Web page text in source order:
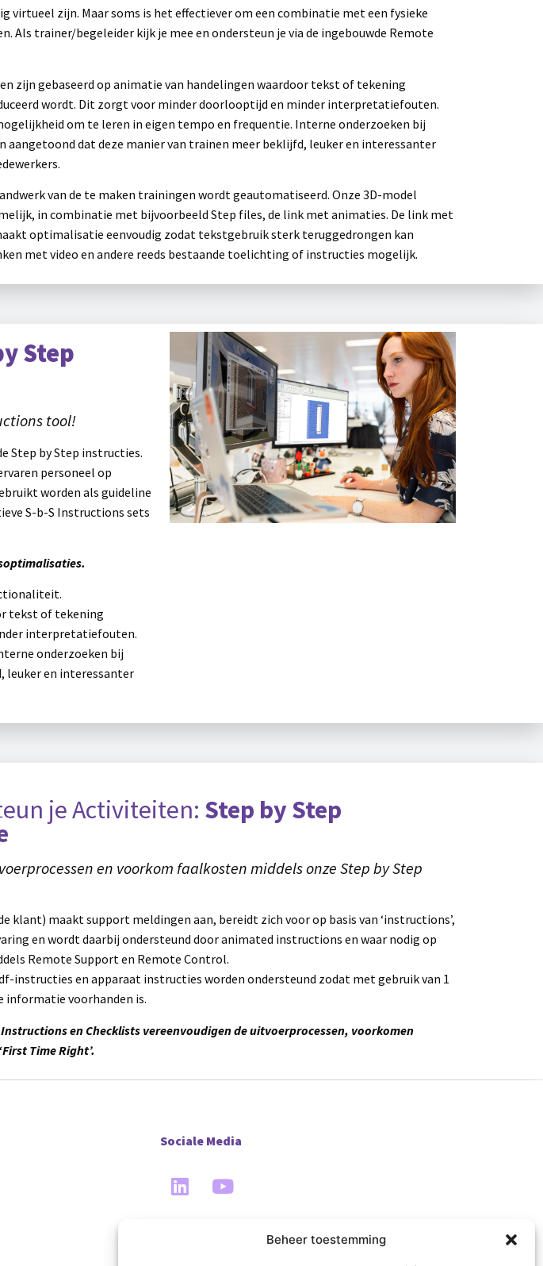
Beheer toestemming
virtueel zijn. Maar soms is het effectiever om een combinatie met een fysieke
Als trainer/begeleider kijk je mee en ondersteun je via de ingebouwde Remote
zijn gebaseerd op animatie van handelingen waardoor tekst of tekening
wordt. Dit zorgt voor minder doorlooptijd en minder interpretatiefouten.
om te leren in eigen tempo en frequentie. Interne onderzoeken bij
aangetoond dat deze manier van trainen meer beklijfd, leuker en interessanter
van de te maken trainingen wordt geautomatiseerd. Onze 3D-model
in combinatie met bijvoorbeeld Step files, de link met animaties. De link met
optimalisatie eenvoudig zodat tekstgebruik sterk teruggedrongen kan
met video en andere reeds bestaande toelichting of instructies mogelijk.
Step
tool!
Step by Step instructies.
personeel op
worden als guideline
S-b-S Instructions sets
tekst of tekening
interpretatiefouten.
onderzoeken bij
leuker en interessanter
je Activiteiten: Step by Step
en voorkom faalkosten middels onze Step by Step
klant) maakt support meldingen aan, bereidt zich voor op basis van ‘instructions’,
en wordt daarbij ondersteund door animated instructions en waar nodig op
Remote Support en Remote Control.
instructies en apparaat instructies worden ondersteund zodat met gebruik van 1
informatie voorhanden is.
en Checklists vereenvoudigen de uitvoerprocessen, voorkomen
Time Right’.
Sociale Media